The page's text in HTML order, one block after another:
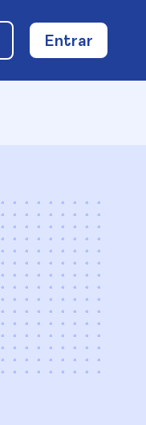
Entrar